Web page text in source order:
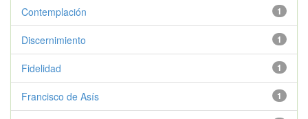
1
Contemplación
1
Discernimiento
1
Fidelidad
1
Francisco de Asís